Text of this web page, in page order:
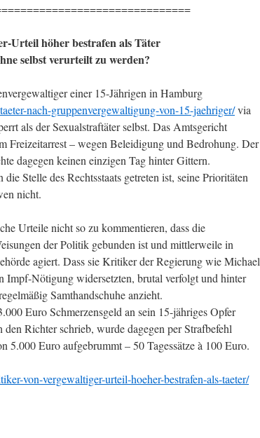
Urteil höher bestrafen als Täter
selbst verurteilt zu werden?
einer 15-Jährigen in Hamburg
nach-gruppenvergewaltigung-von-15-jaehriger/via
als der Sexualstraftäter selbst. Das Amtsgericht
Freizeitarrest – wegen Beleidigung und Bedrohung. Der
dagegen keinen einzigen Tag hinter Gittern.
Stelle des Rechtsstaats getreten ist, seine Prioritäten
nicht.
Urteile nicht so zu kommentieren, dass die
der Politik gebunden ist und mittlerweile in
agiert. Dass sie Kritiker der Regierung wie Michael
Impf-Nötigung widersetzten, brutal verfolgt und hinter
Samthandschuhe anzieht.
Euro Schmerzensgeld an sein 15-jähriges Opfer
Richter schrieb, wurde dagegen per Strafbefehl
5.000 Euro aufgebrummt – 50 Tagessätze à 100 Euro.
von-vergewaltiger-urteil-hoeher-bestrafen-als-taeter/